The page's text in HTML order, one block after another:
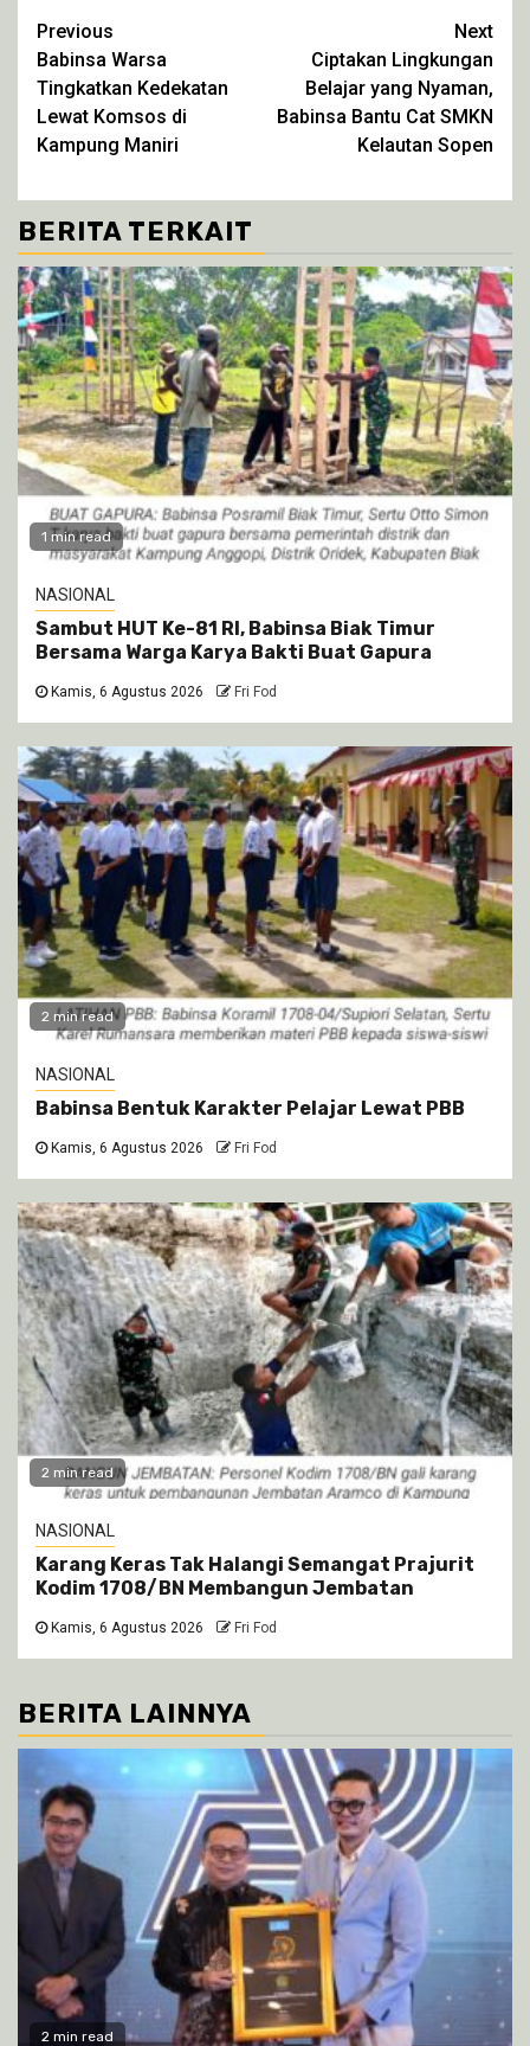
di
jendela
yang
baru) baru)
Continue
Reading
Previous
Babinsa Warsa
Tingkatkan Kedekatan
Lewat Komsos di
Kampung Maniri
Next
Ciptakan Lingkungan
Belajar yang Nyaman,
Babinsa Bantu Cat SMKN
Kelautan Sopen
BERITA TERKAIT
1 min read
NASIONAL
Sambut HUT Ke-81 RI, Babinsa Biak Timur
Bersama Warga Karya Bakti Buat Gapura
Kamis, 6 Agustus 2026 Fri Fod
2 min read
NASIONAL
Babinsa Bentuk Karakter Pelajar Lewat PBB
Kamis, 6 Agustus 2026 Fri Fod
2 min read
NASIONAL
Karang Keras Tak Halangi Semangat Prajurit
Kodim 1708/BN Membangun Jembatan
Kamis, 6 Agustus 2026 Fri Fod
BERITA LAINNYA
2 min read